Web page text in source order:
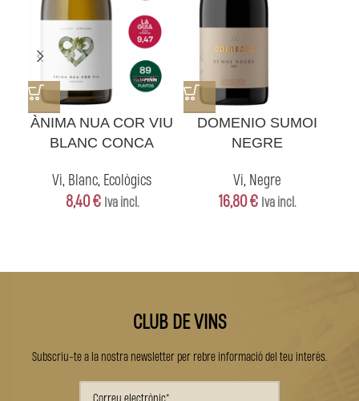
ÀNIMA NUA COR VIU
BLANC CONCA
Vi, Blanc, Ecològics
8,40€ Iva incl.
DOMENIO SUMOI
NEGRE
Vi, Negre
16,80€ Iva incl.
CLUB DE VINS
Subscriu-te a la nostra newsletter per rebre informació del teu interés.